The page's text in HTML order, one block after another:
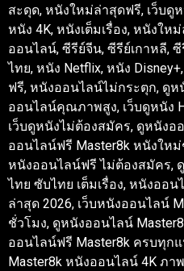
สะดุด, หนังใหม่ล่าสุดฟรี, เว็บดู
หนัง 4K, หนังเต็มเรื่อง, หนังให
ออนไลน์, ซีรีย์จีน, ซีรีย์เกาหลี,
ไทย, หนัง Netflix, หนัง
ฟรี, หนังออนไลน์ไม่กระตุก, ดู
ออนไลน์คุณภาพสูง, เว็บดูหนัง
เว็บดูหนังไม่ต้องสมัคร, ดูหนัง
ออนไลน์ฟรี Master8k หนังใหม่
หนังออนไลน์ฟรี ไม่ต้องสมัคร,
ไทย ซับไทย เต็มเรื่อง, หนังออ
ล่าสุด 2026, เว็บหนังออนไลน์
ชั่วโมง, ดูหนังออนไลน์
ออนไลน์ฟรี Master8k ครบทุก
Master8k หนังออนไลน์ 4K ภ